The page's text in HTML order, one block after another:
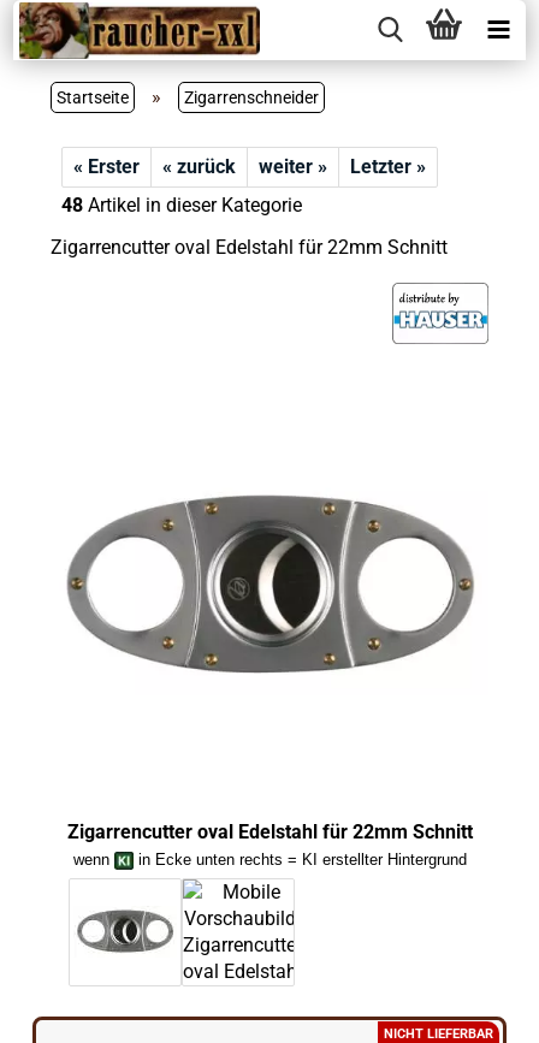
Startseite » Zigarrenschneider
« Erster « zurück weiter »
Letzter »
48Artikel in dieser Kategorie
Zigarrencutter oval Edelstahl für 22mm Schnitt
Zigarrencutter oval Edelstahl für 22mm Schnitt
wenn in Ecke unten rechts = KI erstellter Hintergrund
NICHT LIEFERBAR